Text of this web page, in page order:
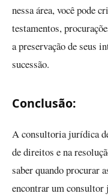
nessa área, você pode
testamentos,
a preservação de seus
sucessão.
Conclusão:
A consultoria jurídica
de direitos e na
saber quando procurar
encontrar um consultor